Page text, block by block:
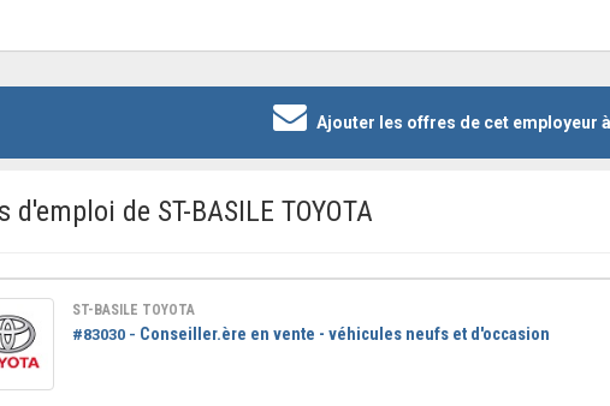
Ajouter les offres de cet employeur
d'emploi de ST-BASILE TOYOTA
ST-BASILE TOYOTA
#83030 - Conseiller.ère en vente - véhicules neufs et d'occasion